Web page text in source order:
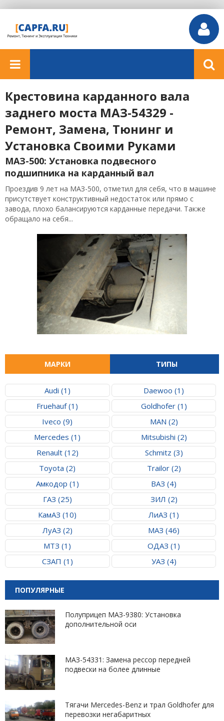
Крестовина карданного вала
заднего моста МАЗ-54329 -
Ремонт, Замена, Тюнинг и
Установка Своими Руками
МАЗ-500: Установка подвесного
подшипника на карданный вал
Проездив 9 лет на МАЗ-500, отметил для себя, что в машине
присутствует конструктивный недостаток или прямо с
завода, плохо балансируются карданные передачи. Также
обращало на себя...
МАРКИ ТИПЫ
Audi (1)
Daewoo (1)
Fruehauf (1)
Goldhofer (1)
Iveco (9)
MAN (2)
Mercedes (1)
Mitsubishi (2)
Renault (12)
Schmitz (3)
Toyota (2)
Trailor (2)
Амкодор (1)
ВАЗ (4)
ГАЗ (25)
ЗИЛ (2)
КамАЗ (10)
ЛиАЗ (1)
ЛуАЗ (2)
МАЗ (46)
МТЗ (1)
ОДАЗ (1)
СЗАП (1)
УАЗ (4)
ПОПУЛЯРНЫЕ
Полуприцеп МАЗ-9380: Установка
дополнительной оси
МАЗ-54331: Замена рессор передней
подвески на более длинные
Тягачи Mercedes-Benz и трал Goldhofer для
перевозки негабаритных